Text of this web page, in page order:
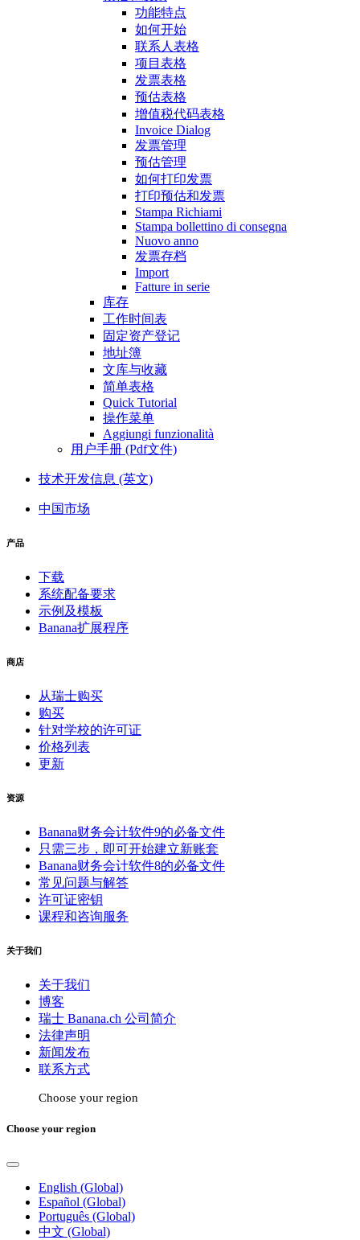
功能特点
如何开始
联系人表格
项目表格
发票表格
预估表格
增值税代码表格
Invoice Dialog
发票管理
预估管理
如何打印发票
打印预估和发票
Stampa Richiami
Stampa bollettino di consegna
Nuovo anno
发票存档
Import
Fatture in serie
库存
工作时间表
固定资产登记
地址簿
文库与收藏
简单表格
Quick Tutorial
操作菜单
Aggiungi funzionalità
用户手册 (Pdf文件)
技术开发信息 (英文)
中国市场
产品
下载
系统配备要求
示例及模板
Banana扩展程序
商店
从瑞士购买
购买
针对学校的许可证
价格列表
更新
资源
Banana财务会计软件9的必备文件
只需三步，即可开始建立新账套
Banana财务会计软件8的必备文件
常见问题与解答
许可证密钥
课程和咨询服务
关于我们
关于我们
博客
瑞士 Banana.ch 公司简介
法律声明
新闻发布
联系方式
Choose your region
Choose your region
English (Global)
Español (Global)
Português (Global)
中文 (Global)